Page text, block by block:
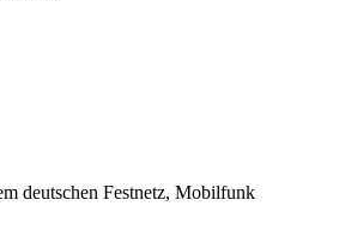
deutschen Festnetz, Mobilfunk